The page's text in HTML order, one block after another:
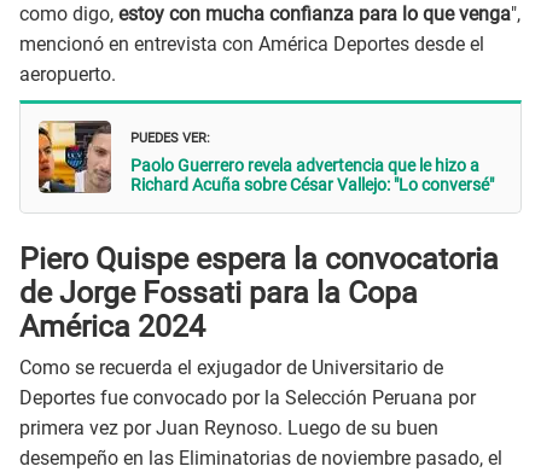
como digo, estoy con mucha confianza para lo que venga",
mencionó en entrevista con América Deportes desde el
aeropuerto.
PUEDES VER:
Paolo Guerrero revela advertencia que le hizo a
Richard Acuña sobre César Vallejo: "Lo conversé"
Piero Quispe espera la convocatoria
de Jorge Fossati para la Copa
América 2024
Como se recuerda el exjugador de Universitario de
Deportes fue convocado por la Selección Peruana por
primera vez por Juan Reynoso. Luego de su buen
desempeño en las Eliminatorias de noviembre pasado, el